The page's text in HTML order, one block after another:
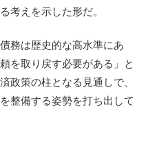
考えを示した形だ。
務は歴史的な高水準にあ
を取り戻す必要がある」と
政策の柱となる見通しで、
整備する姿勢を打ち出して